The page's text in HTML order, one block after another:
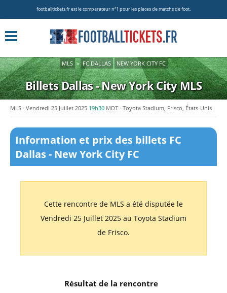
footballtickets.fr est le comparateur nº1 pour les places de matchs de foot.
MLS » FC DALLAS NEW YORK CITY FC
Billets Dallas - New York CityMLS
MLS Vendredi 25 Juillet 2025 19h30 MDT Toyota Stadium, Frisco, États-Unis
Information et prix des billets FC
Dallas - New York City FC
Cette rencontre de MLS a été disputée le
Vendredi 25 Juillet 2025 au Toyota Stadium
de Frisco.
Résultat de la rencontre